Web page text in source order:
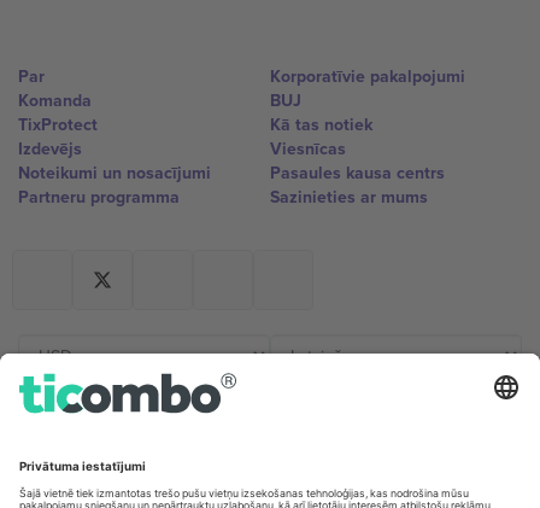
Par
Komanda
TixProtect
Izdevējs
Noteikumi un nosacījumi
Partneru programma
Korporatīvie pakalpojumi
BUJ
Kā tas notiek
Viesnīcas
Pasaules kausa centrs
Sazinieties ar mums
Germany
United Kingdom